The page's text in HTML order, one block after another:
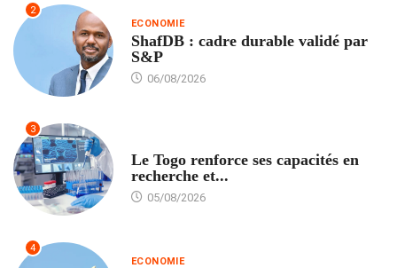
2
ECONOMIE
ShafDB : cadre durable validé par
S&P
06/08/2026
3
Le Togo renforce ses capacités en
recherche et...
05/08/2026
4
ECONOMIE